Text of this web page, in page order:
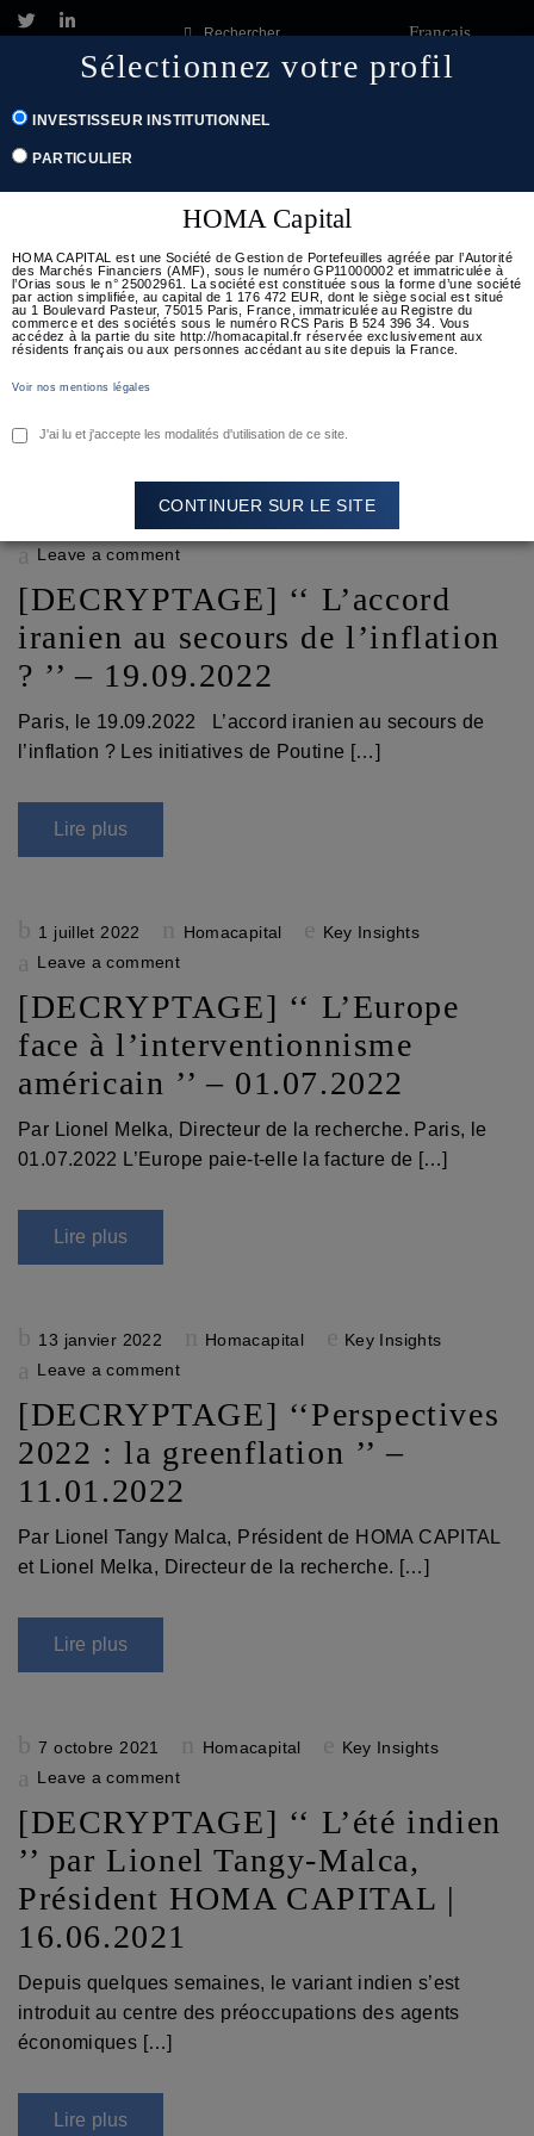
Rechercher Français
Étiquette :YCAP TI
Posted
30 janvier 2023
[DECRYPTAGE] ‘‘ Perspectives
2023 ’’ – 27.01.2023
« Les actifs de rendement devraient jouer leur rôle dans
un environnement où les incertitudes […]
onLeave a comment
[DECRYPTAGE] ‘‘ L’accord
iranien au secours de l’inflation
? ’’ – 19.09.2022
Paris, le 19.09.2022 L’accord iranien au secours de
l’inflation ? Les initiatives de Poutine […]
Lire plus
Posted
1 juillet 2022 Homacapital
Key Insights
Leave a comment
[DECRYPTAGE] ‘‘ L’Europe
face à l’interventionnisme
américain ’’ – 01.07.2022
Par Lionel Melka, Directeur de la recherche. Paris, le
01.07.2022 L’Europe paie-t-elle la facture de […]
Lire plus
Posted
13 janvier 2022 Homacapital
Key Insights
Leave a comment
[DECRYPTAGE] ‘‘Perspectives
2022 : la greenflation ’’ –
11.01.2022
Par Lionel Tangy Malca, Président de HOMA CAPITAL
et Lionel Melka, Directeur de la recherche. […]
Lire plus
Posted
7 octobre 2021 Homacapital
Key Insights
Leave a comment
[DECRYPTAGE] ‘‘ L’été indien
’’ par Lionel Tangy-Malca,
Président HOMA CAPITAL |
16.06.2021
Depuis quelques semaines, le variant indien s’est
introduit au centre des préoccupations des agents
économiques […]
Lire plus
Sélectionnez votre profil
INVESTISSEUR INSTITUTIONNEL
PARTICULIER
HOMA Capital
HOMA CAPITAL est une Société de Gestion de Portefeuilles agréée par l’Autorité
des Marchés Financiers (AMF), sous le numéro GP11000002 et immatriculée à
l’Orias sous le n° 25002961. La société est constituée sous la forme d’une société
par action simplifiée, au capital de 1 176 472 EUR, dont le siège social est situé
au 1 Boulevard Pasteur, 75015 Paris, France, immatriculée au Registre du
commerce et des sociétés sous le numéro RCS Paris B 524 396 34. Vous
accédez à la partie du site http://homacapital.fr réservée exclusivement aux
résidents français ou aux personnes accédant au site depuis la France.
Voir nos mentions légales
J'ai lu et j'accepte les modalités d'utilisation de ce site.
CONTINUER SUR LE SITE